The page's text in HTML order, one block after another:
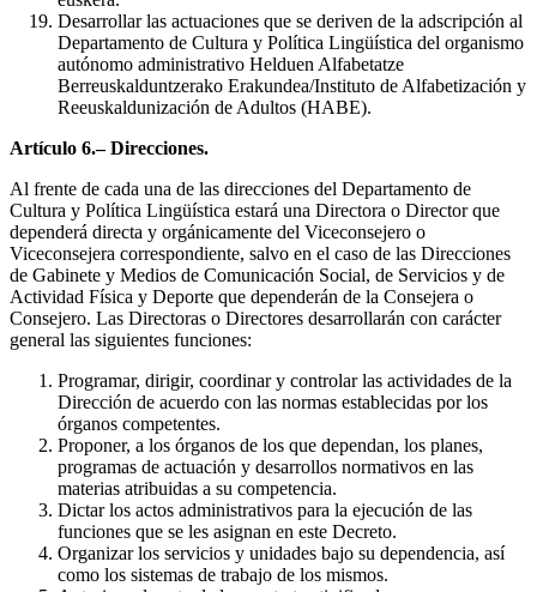
Desarrollar las actuaciones que se deriven de la adscripción al
Departamento de Cultura y Política Lingüística del organismo
autónomo administrativo Helduen Alfabetatze
Berreuskalduntzerako Erakundea/Instituto de Alfabetización y
Reeuskaldunización de Adultos (HABE).
Artículo 6.– Direcciones.
Al frente de cada una de las direcciones del Departamento de
Cultura y Política Lingüística estará una Directora o Director que
dependerá directa y orgánicamente del Viceconsejero o
Viceconsejera correspondiente, salvo en el caso de las Direcciones
de Gabinete y Medios de Comunicación Social, de Servicios y de
Actividad Física y Deporte que dependerán de la Consejera o
Consejero. Las Directoras o Directores desarrollarán con carácter
general las siguientes funciones:
Programar, dirigir, coordinar y controlar las actividades de la
Dirección de acuerdo con las normas establecidas por los
órganos competentes.
Proponer, a los órganos de los que dependan, los planes,
programas de actuación y desarrollos normativos en las
materias atribuidas a su competencia.
Dictar los actos administrativos para la ejecución de las
funciones que se les asignan en este Decreto.
Organizar los servicios y unidades bajo su dependencia, así
como los sistemas de trabajo de los mismos.